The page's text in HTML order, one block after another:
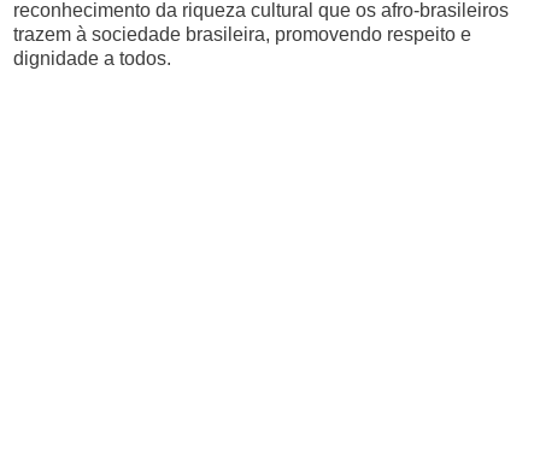
reconhecimento da riqueza cultural que os afro-brasileiros
trazem à sociedade brasileira, promovendo respeito e
dignidade a todos.